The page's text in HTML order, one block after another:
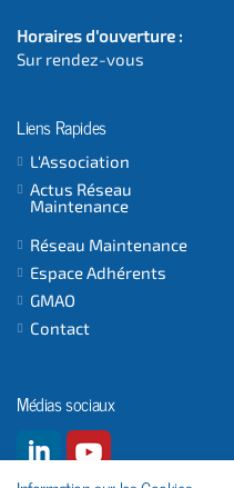
Horaires d'ouverture :
Sur rendez-vous
Liens Rapides
L'Association
Actus Réseau
Maintenance
Réseau Maintenance
Espace Adhérents
GMAO
Contact
Médias sociaux